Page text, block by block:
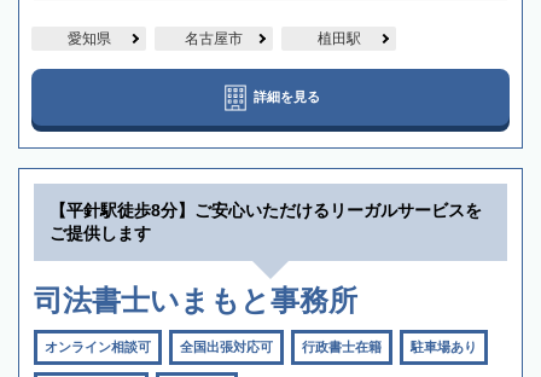
愛知県 名古屋市 植田駅
詳細を見る
【平針駅徒歩8分】ご安心いただけるリーガルサービスを
ご提供します
司法書士いまもと事務所
オンライン相談可 全国出張対応可 行政書士在籍 駐車場あり